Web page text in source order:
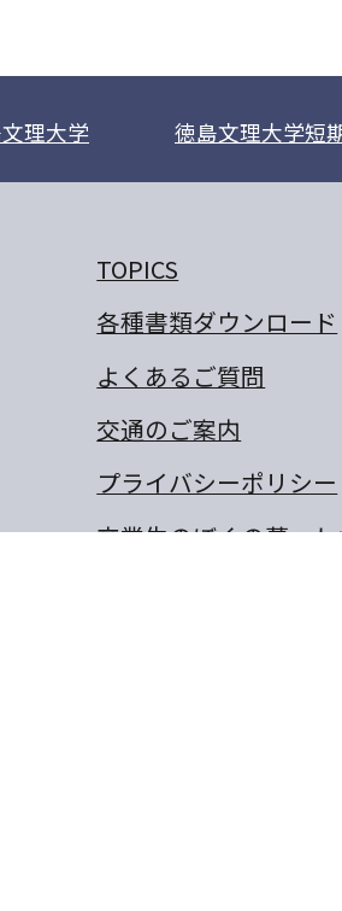
理大学 徳島文理大学短
TOPICS
各種書類ダウンロード
よくあるご質問
交通のご案内
プライバシーポリシー
卒業生のぼくの夢・